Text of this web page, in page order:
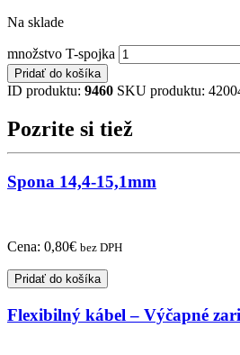
Na sklade
množstvo T-spojka
Pridať do košíka
ID produktu: 9460 SKU produktu:
Pozrite si tiež
Spona 14,4-15,1mm
Cena: 0,80€ bez DPH
Pridať do košíka
Flexibilný kábel – Výčapné